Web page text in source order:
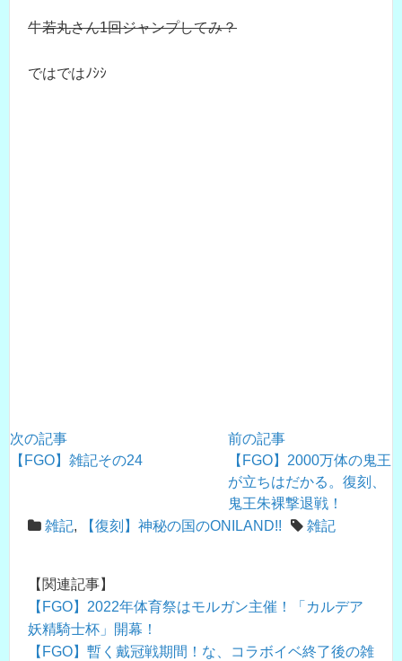
牛若丸さん1回ジャンプしてみ？
ではではﾉｼｼ
前の記事
【FGO】2000万体の鬼王
が立ちはだかる。復刻、
鬼王朱裸撃退戦！
次の記事
【FGO】雑記その24
雑記, 【復刻】神秘の国のONILAND!! 雑記
【関連記事】
【FGO】2022年体育祭はモルガン主催！「カルデア
妖精騎士杯」開幕！
【FGO】暫く戴冠戦期間！な、コラボイベ終了後の雑